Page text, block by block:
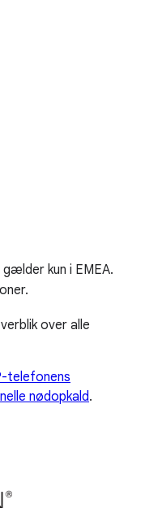
kun i EMEA.
over alle
telefonens
nødopkald.